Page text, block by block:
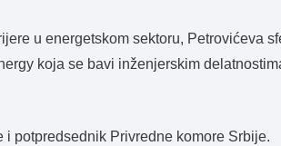
u energetskom sektoru, Petrovićeva
koja se bavi inženjerskim
i potpredsednik Privredne komore Srbije.